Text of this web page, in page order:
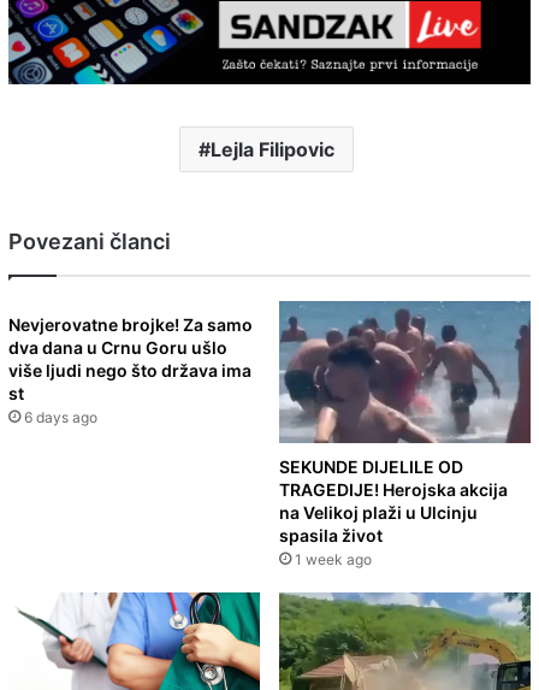
Lejla Filipovic
Povezani članci
Nevjerovatne brojke! Za samo
dva dana u Crnu Goru ušlo
više ljudi nego što država ima
st
6 days ago
SEKUNDE DIJELILE OD
TRAGEDIJE! Herojska akcija
na Velikoj plaži u Ulcinju
spasila život
1 week ago